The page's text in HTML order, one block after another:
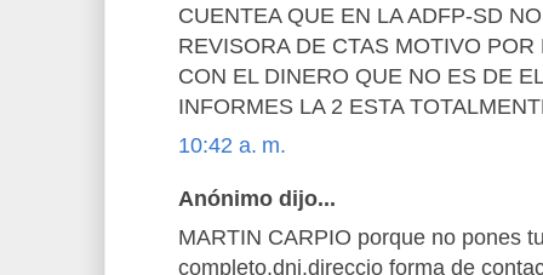
CUENTEA QUE EN LA ADFP-SD
REVISORA DE CTAS MOTIVO
CON EL DINERO QUE NO ES DE
INFORMES LA 2 ESTA
10:42 a. m.
Anónimo dijo...
MARTIN CARPIO porque no pones
completo,dni,direccio forma de